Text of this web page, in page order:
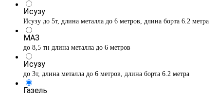
Исузу
Исузу до 5т, длина металла до 6 метров, длина борта 6.2 метра
МАЗ
до 8,5 тн длина металла до 6 метров
Исузу
до 3т, длина металла до 6 метров, длина борта 6.2 метра
Газель